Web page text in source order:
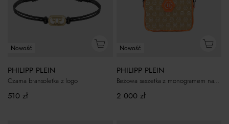
Nowość
PHILIPP PLEIN
Czarna bransoletka z logo
510 zł
Nowość
PHILIPP PLEIN
Beżowa saszetka z monogramem na pasek
2 000 zł